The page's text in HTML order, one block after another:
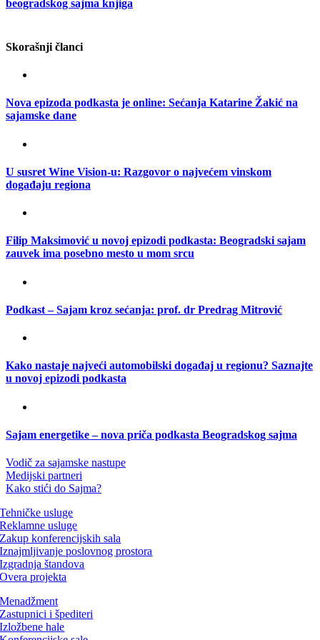
beogradskog sajma knjiga
Skorašnji članci
Nova epizoda podkasta je online: Sećanja Katarine Žakić na
sajamske dane
U susret Wine Vision-u: Razgovor o najvećem vinskom
događaju regiona
Filip Maksimović u novoj epizodi podkasta: Beogradski sajam
zauvek ima posebno mesto u mom srcu
Podkast – Sajam kroz sećanja: prof. dr Predrag Mitrović
Kako nastaje najveći automobilski događaj u regionu? Saznajte
u novoj epizodi podkasta
Sajam energetike – nova priča podkasta Beogradskog sajma
Vodič za sajamske nastupe
Medijski partneri
Kako stići do Sajma?
Tehničke usluge
Reklamne usluge
Zakup konferencijskih sala
Iznajmljivanje poslovnog prostora
Izgradnja štandova
Overa projekta
Menadžment
Zastupnici i špediteri
Izložbene hale